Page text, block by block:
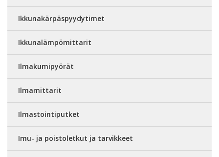
Ikkunakärpäspyydytimet
Ikkunalämpömittarit
Ilmakumipyörät
Ilmamittarit
Ilmastointiputket
Imu- ja poistoletkut ja tarvikkeet